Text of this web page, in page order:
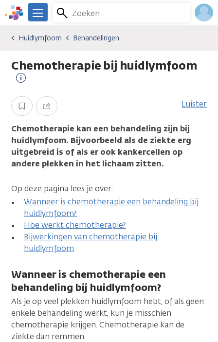
Overslaan
en
gaan
We
er
je.
Kanker.nl
Zoeken
Menu
Kankersoorten
Huidlymfoom
Behandelingen
Huidlymfoom Behandelingen
Chemotherapie bij huidlymfoom
informatie
Opslaan Delen Luister
Chemotherapie kan een behandeling zijn bij
huidlymfoom. Bijvoorbeeld als de ziekte erg
uitgebreid is of als er ook kankercellen op
andere plekken in het lichaam zitten.
Op deze pagina lees je over:
Wanneer is chemotherapie een behandeling bij
huidlymfoom?
Hoe werkt chemotherapie?
Bijwerkingen van chemotherapie bij
huidlymfoom
Wanneer is chemotherapie een
behandeling bij huidlymfoom?
Als je op veel plekken huidlymfoom hebt, of als geen
enkele behandeling werkt, kun je misschien
chemotherapie krijgen. Chemotherapie kan de
ziekte dan remmen.